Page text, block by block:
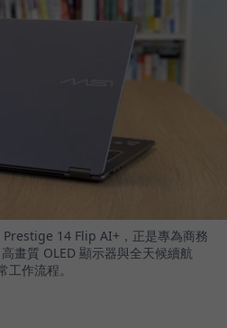
14 Flip AI+，正是專為商務
畫質 OLED 顯示器與全天候續航
作流程。